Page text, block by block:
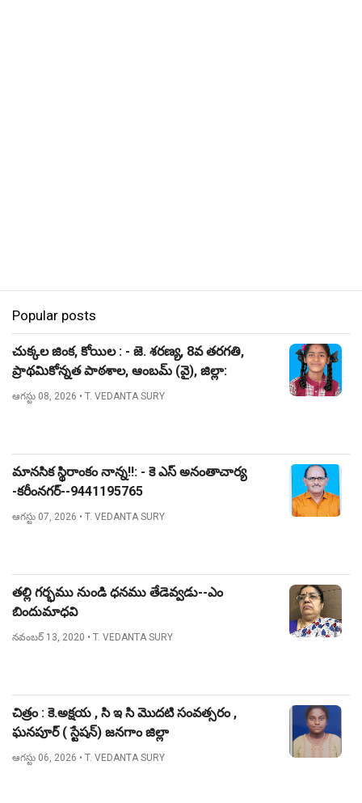
Popular posts
చుక్కల జింక, కోయిల : - జె. శరణ్య, 8వ తరగతి,
ప్రాథమికోన్నత పాఠశాల, ఆంబమ్ (వై), జిల్లా:
నిజామాబాద్.
ఆగస్టు 08, 2026 • T. VEDANTA SURY
మానసిక స్థిరాంకం నాన్న!!: - కె ఎస్ అనంతాచార్య
-కరీంనగర్--9441195765
ఆగస్టు 07, 2026 • T. VEDANTA SURY
తల్లి గర్భము నుండి ధనము తేడెవ్వడు--ఎం
బిందుమాధవి
నవంబర్ 13, 2020 • T. VEDANTA SURY
చిత్రం : కె.అక్షయ , సి ఇ సి మొదటి సంవత్సరం ,
ఘనపూర్ ( స్టేషన్) జనగాం జిల్లా
ఆగస్టు 06, 2026 • T. VEDANTA SURY